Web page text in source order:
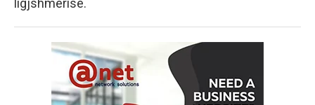
ligjshmërisë.